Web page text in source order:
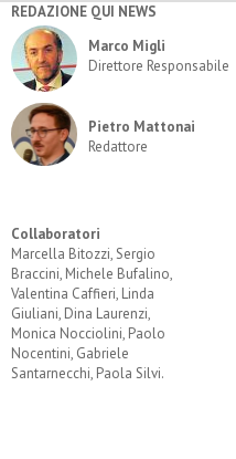
REDAZIONE QUI NEWS
Marco Migli
Direttore Responsabile
Pietro Mattonai
Redattore
Collaboratori
Marcella Bitozzi, Sergio
Braccini, Michele Bufalino,
Valentina Caffieri, Linda
Giuliani, Dina Laurenzi,
Monica Nocciolini, Paolo
Nocentini, Gabriele
Santarnecchi, Paola Silvi.